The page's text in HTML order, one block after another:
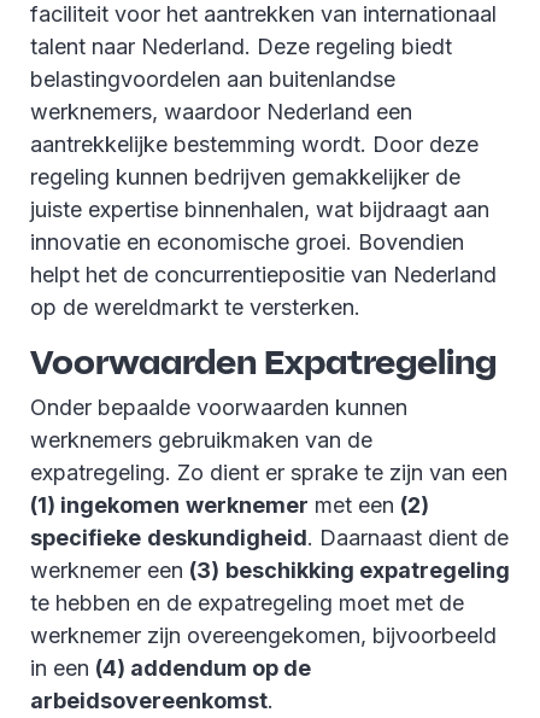
faciliteit voor het aantrekken van internationaal
talent naar Nederland. Deze regeling biedt
belastingvoordelen aan buitenlandse
werknemers, waardoor Nederland een
aantrekkelijke bestemming wordt. Door deze
regeling kunnen bedrijven gemakkelijker de
juiste expertise binnenhalen, wat bijdraagt aan
innovatie en economische groei. Bovendien
helpt het de concurrentiepositie van Nederland
op de wereldmarkt te versterken.
Voorwaarden Expatregeling
Onder bepaalde voorwaarden kunnen
werknemers gebruikmaken van de
expatregeling. Zo dient er sprake te zijn van een
(1) ingekomen werknemer met een (2)
specifieke deskundigheid. Daarnaast dient de
werknemer een (3) beschikking expatregeling
te hebben en de expatregeling moet met de
werknemer zijn overeengekomen, bijvoorbeeld
in een (4) addendum op de
arbeidsovereenkomst.